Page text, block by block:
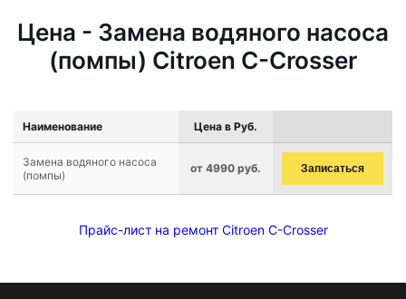
Цена - Замена водяного насоса
(помпы) Citroen C-Crosser
Наименование Цена в Руб.
Замена водяного насоса
(помпы)
от 4990 руб. Записаться
Прайс-лист на ремонт Citroen C-Crosser